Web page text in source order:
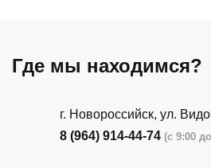
Где мы находимся?
г. Новороссийск, ул.
8 (964) 914-44-74 (с 9:00